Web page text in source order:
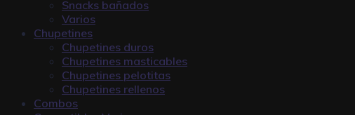
Snacks bañados
Varios
Chupetines
Chupetines duros
Chupetines masticables
Chupetines pelotitas
Chupetines rellenos
Combos